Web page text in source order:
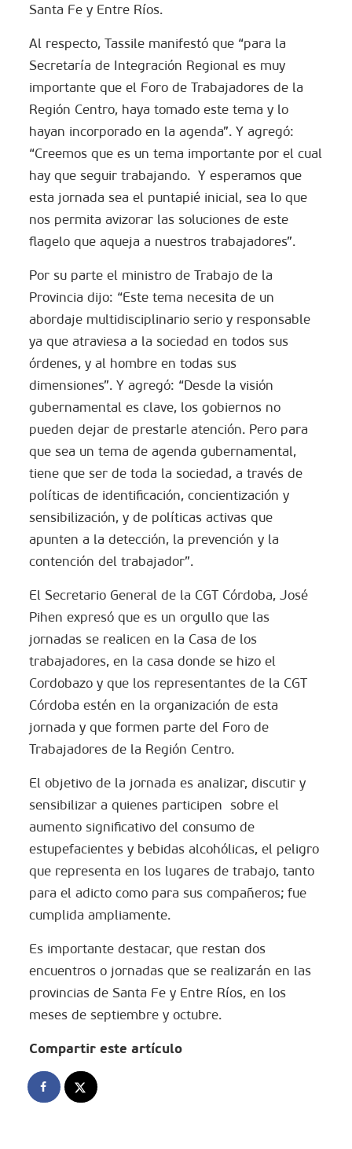
Santa Fe y Entre Ríos.
Al respecto, Tassile manifestó que “para la
Secretaría de Integración Regional es muy
importante que el Foro de Trabajadores de la
Región Centro, haya tomado este tema y lo
hayan incorporado en la agenda”. Y agregó:
“Creemos que es un tema importante por el cual
hay que seguir trabajando. Y esperamos que
esta jornada sea el puntapié inicial, sea lo que
nos permita avizorar las soluciones de este
flagelo que aqueja a nuestros trabajadores”.
Por su parte el ministro de Trabajo de la
Provincia dijo: “Este tema necesita de un
abordaje multidisciplinario serio y responsable
ya que atraviesa a la sociedad en todos sus
órdenes, y al hombre en todas sus
dimensiones”. Y agregó: “Desde la visión
gubernamental es clave, los gobiernos no
pueden dejar de prestarle atención. Pero para
que sea un tema de agenda gubernamental,
tiene que ser de toda la sociedad, a través de
políticas de identificación, concientización y
sensibilización, y de políticas activas que
apunten a la detección, la prevención y la
contención del trabajador”.
El Secretario General de la CGT Córdoba, José
Pihen expresó que es un orgullo que las
jornadas se realicen en la Casa de los
trabajadores, en la casa donde se hizo el
Cordobazo y que los representantes de la CGT
Córdoba estén en la organización de esta
jornada y que formen parte del Foro de
Trabajadores de la Región Centro.
El objetivo de la jornada es analizar, discutir y
sensibilizar a quienes participen sobre el
aumento significativo del consumo de
estupefacientes y bebidas alcohólicas, el peligro
que representa en los lugares de trabajo, tanto
para el adicto como para sus compañeros; fue
cumplida ampliamente.
Es importante destacar, que restan dos
encuentros o jornadas que se realizarán en las
provincias de Santa Fe y Entre Ríos, en los
meses de septiembre y octubre.
Compartir este artículo